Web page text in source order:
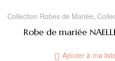
Collection Robes de Mariée,
Robe de mariée
Ajouter à ma